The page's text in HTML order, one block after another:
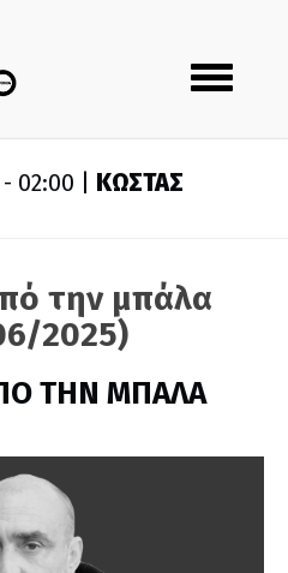
Toggle
navigation
02:00 | ΚΩΣΤΑΣ
την μπάλα
2025)
ΤΗΝ ΜΠΑΛΑ